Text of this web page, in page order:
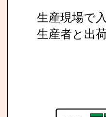
生産現場で
生産者と出